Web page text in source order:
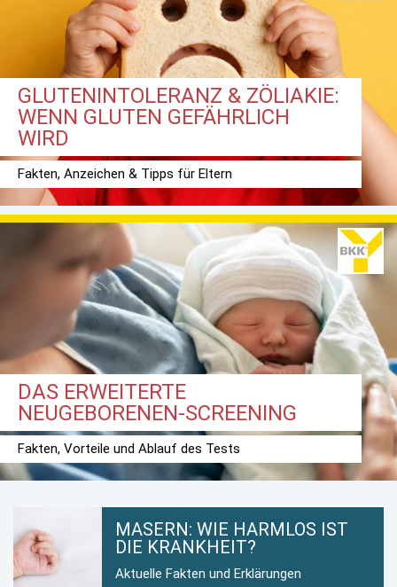
GLUTENINTOLERANZ & ZÖLIAKIE:
WENN GLUTEN GEFÄHRLICH
WIRD
Fakten, Anzeichen & Tipps für Eltern
DAS ERWEITERTE
NEUGEBORENEN-SCREENING
Fakten, Vorteile und Ablauf des Tests
MASERN: WIE HARMLOS IST
DIE KRANKHEIT?
Aktuelle Fakten und Erklärungen